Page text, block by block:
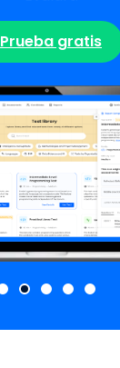
Prueba gratis